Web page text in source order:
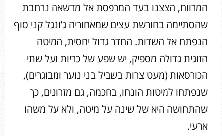
המרווח, הצצנו בעד המרפסת אל מדשאה נרחבת
שהסתיימה בחורשת עצים שמאחוריה ג’ונגל קני סוף
הנפתח אל השדות. החדר גדול יחסית, המיטה
הזוגית גדולה מספיק, יש שפע של כריות ועל שתי
הכורסאות (מעט צרות בשביל בני נוער ומבוגרים),
שנפתחו למיטות הונחו, בחכמה, גם מזרונים, כך
שהתחושה היא של שינה על מיטה, ולא על משהו
ארעי.